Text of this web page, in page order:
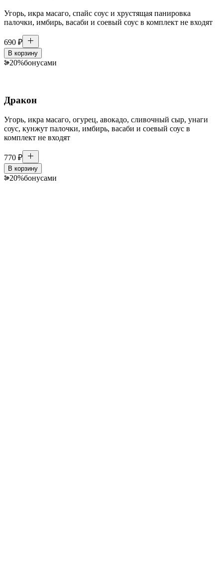
Угорь, икра масаго, спайс соус и хрустящая панировка
палочки, имбирь, васаби и соевый соус в комплект не входят
690 ₽
В корзину
20%бонусами
Дракон
Угорь, икра масаго, огурец, авокадо, сливочный сыр, унаги
соус, кунжут палочки, имбирь, васаби и соевый соус в
комплект не входят
770 ₽
В корзину
20%бонусами